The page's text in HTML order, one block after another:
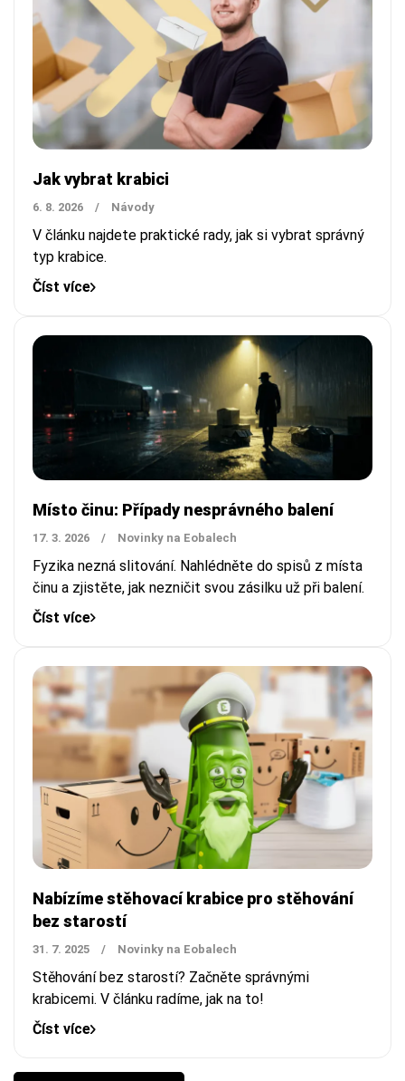
Jak vybrat krabici
6. 8. 2026 / Návody
V článku najdete praktické rady, jak si vybrat správný
typ krabice.
Číst více
Místo činu: Případy nesprávného balení
17. 3. 2026 / Novinky na Eobalech
Fyzika nezná slitování. Nahlédněte do spisů z místa
činu a zjistěte, jak nezničit svou zásilku už při balení.
Číst více
Nabízíme stěhovací krabice pro stěhování
bez starostí
31. 7. 2025 / Novinky na Eobalech
Stěhování bez starostí? Začněte správnými
krabicemi. V článku radíme, jak na to!
Číst více